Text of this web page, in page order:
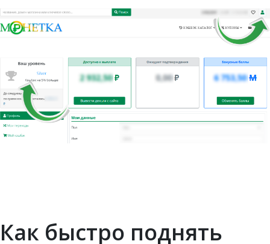
Как быстро поднять